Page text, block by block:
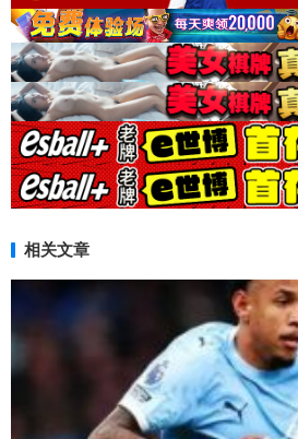
相关文章